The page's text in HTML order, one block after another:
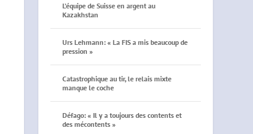
L’équipe de Suisse en argent au
Kazakhstan
Urs Lehmann: « La FIS a mis beaucoup de
pression »
Catastrophique au tir, le relais mixte
manque le coche
Défago: « Il y a toujours des contents et
des mécontents »